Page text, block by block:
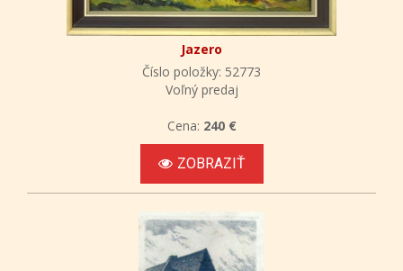
Jazero
Číslo položky: 52773
Voľný predaj
Cena: 240 €
ZOBRAZIŤ